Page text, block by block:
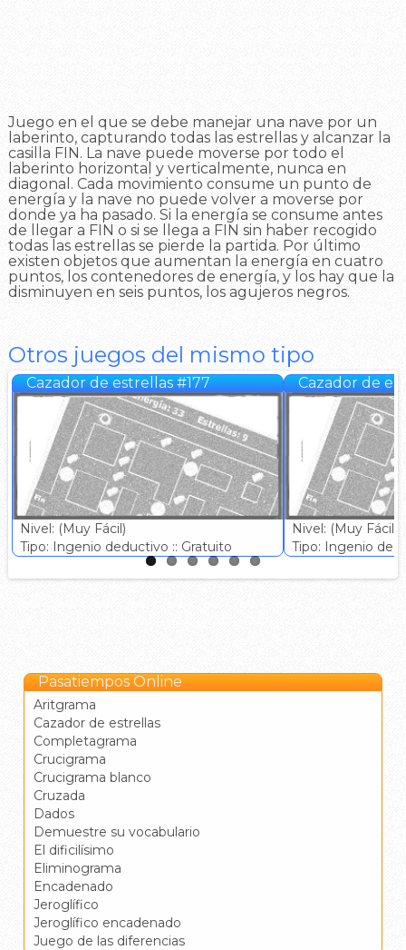
Juego en el que se debe manejar una nave por un
laberinto, capturando todas las estrellas y alcanzar la
casilla FIN. La nave puede moverse por todo el
laberinto horizontal y verticalmente, nunca en
diagonal. Cada movimiento consume un punto de
energía y la nave no puede volver a moverse por
donde ya ha pasado. Si la energía se consume antes
de llegar a FIN o si se llega a FIN sin haber recogido
todas las estrellas se pierde la partida. Por último
existen objetos que aumentan la energía en cuatro
puntos, los contenedores de energía, y los hay que la
disminuyen en seis puntos, los agujeros negros.
Otros juegos del mismo tipo
Cazador de estrellas #177
Nivel: (Muy Fácil)
Tipo: Ingenio deductivo :: Gratuito
Cazador de
Nivel: (Muy Fácil)
Tipo: Ingenio
Pasatiempos Online
Aritgrama
Cazador de estrellas
Completagrama
Crucigrama
Crucigrama blanco
Cruzada
Dados
Demuestre su vocabulario
El dificilísimo
Eliminograma
Encadenado
Jeroglífico
Jeroglífico encadenado
Juego de las diferencias